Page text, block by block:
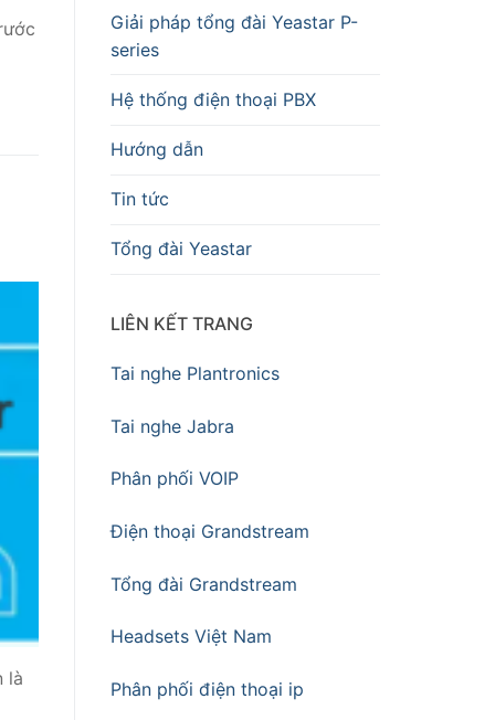
là
Giải pháp tổng đài Yeastar P-
series
Hệ thống điện thoại PBX
Hướng dẫn
Tin tức
Tổng đài Yeastar
LIÊN KẾT TRANG
Tai nghe Plantronics
Tai nghe Jabra
Phân phối VOIP
Điện thoại Grandstream
Tổng đài Grandstream
Headsets Việt Nam
Phân phối điện thoại ip